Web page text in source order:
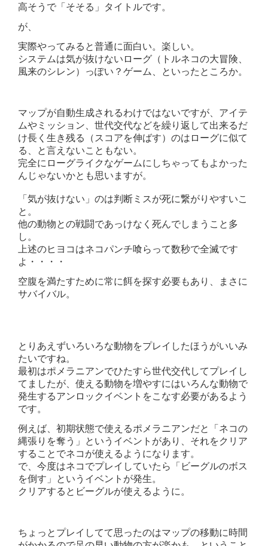
高そうで「そそる」タイトルです。
が、
実際やってみると普通に面白い。楽しい。
システムは気が抜けないローグ（トルネコの大冒険、
風来のシレン）っぽい？ゲーム、といったところか。
マップが自動生成されるわけではないですが、アイテ
ムやミッション、世代交代などを繰り返して出来るだ
け長く生き残る（スコアを伸ばす）のはローグに似て
る、と言えないこともない。
完全にローグライクなゲームにしちゃってもよかった
んじゃないかとも思いますが。
「気が抜けない」のは判断ミスが死に繋がりやすいこ
と。
他の動物との戦闘であっけなく死んでしまうこと多
し。
上述のヒヨコはネコパンチ喰らって数秒で全滅です
よ・・・・
空腹を満たすために常に餌を探す必要もあり、まさに
サバイバル。
とりあえずいろいろな動物をプレイしたほうがいいみ
たいですね。
最初はポメラニアンでひたすら世代交代してプレイし
てましたが、使える動物を増やすにはいろんな動物で
発生するアンロックイベントをこなす必要があるよう
です。
例えば、初期状態で使えるポメラニアンだと「ネコの
縄張りを奪う」というイベントがあり、それをクリア
することでネコが使えるようになります。
で、今度はネコでプレイしていたら「ビーグルのボス
を倒す」というイベントが発生。
クリアするとビーグルが使えるように。
ちょっとプレイしてて思ったのはマップの移動に時間